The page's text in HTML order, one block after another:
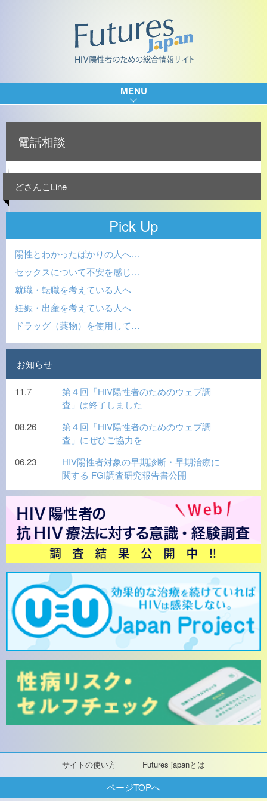
サイトの使い方 Futures japanとは
MENU
電話相談
どさんこLine
Pick Up
陽性とわかったばかりの人へ…
セックスについて不安を感じ…
就職・転職を考えている人へ
妊娠・出産を考えている人へ
ドラッグ（薬物）を使用して…
お知らせ
11.7
第４回「HIV陽性者のためのウェブ調
査」は終了しました
08.26
第４回「HIV陽性者のためのウェブ調
査」にぜひご協力を
06.23
HIV陽性者対象の早期診断・早期治療に
関する FGI調査研究報告書公開
ページTOPへ